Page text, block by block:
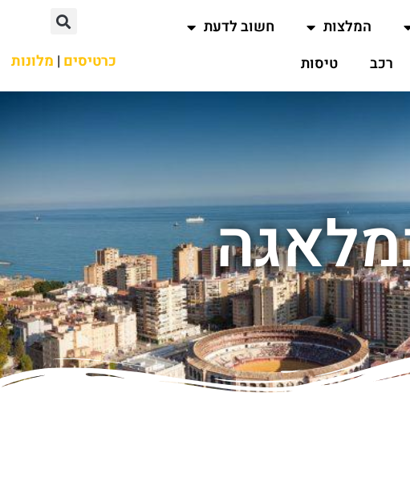
המלצות
חשוב לדעת
רכב טיסות כרטיסים | מלונות